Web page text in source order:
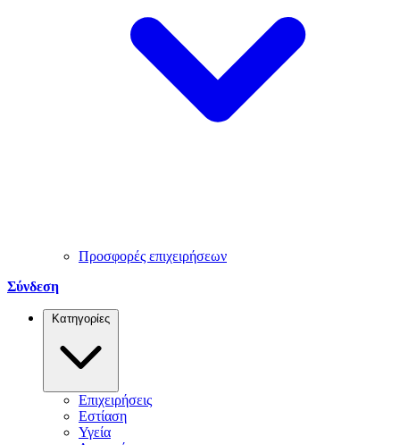
Προσφορές επιχειρήσεων
Σύνδεση
Κατηγορίες
Επιχειρήσεις
Εστίαση
Υγεία